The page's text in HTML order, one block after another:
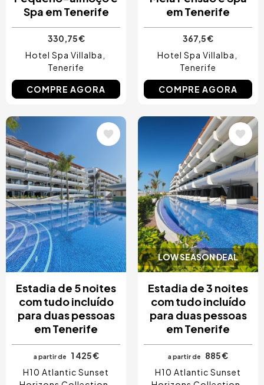
Spa em Tenerife
330,75 €
Hotel Spa Villalba
Tenerife
COMPRE AGORA
em Tenerife
367,5 €
Hotel Spa Villalba
Tenerife
COMPRE AGORA
Imagem
Estadia de 5 noites
com tudo incluído
para duas pessoas
em Tenerife
a partir de
1 425 €
H10 Atlantic Sunset
LOW SEASON DEAL
Imagem
Estadia de 3 noites
com tudo incluído
para duas pessoas
em Tenerife
a partir de
885 €
H10 Atlantic Sunset